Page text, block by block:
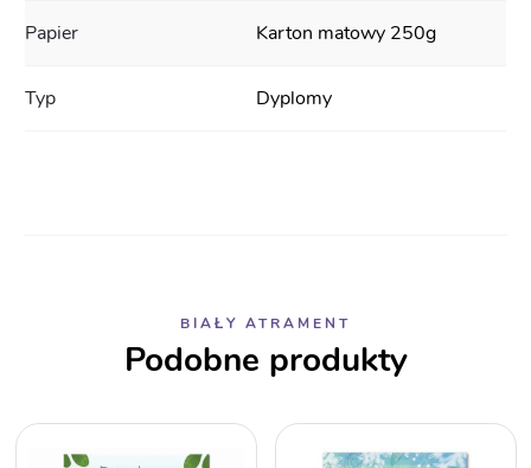
Papier Karton matowy 250g
Typ Dyplomy
BIAŁY ATRAMENT
Podobne produkty